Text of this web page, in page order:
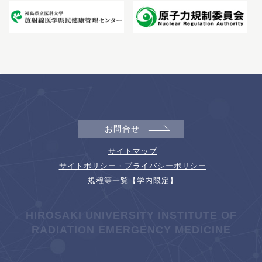
お問合せ
サイトマップ
サイトポリシー・プライバシーポリシー
規程等一覧【学内限定】
HIROSAKI UNIVERSITY INSTITUTE OF
RADIATION EMERGENCY MEDICINE